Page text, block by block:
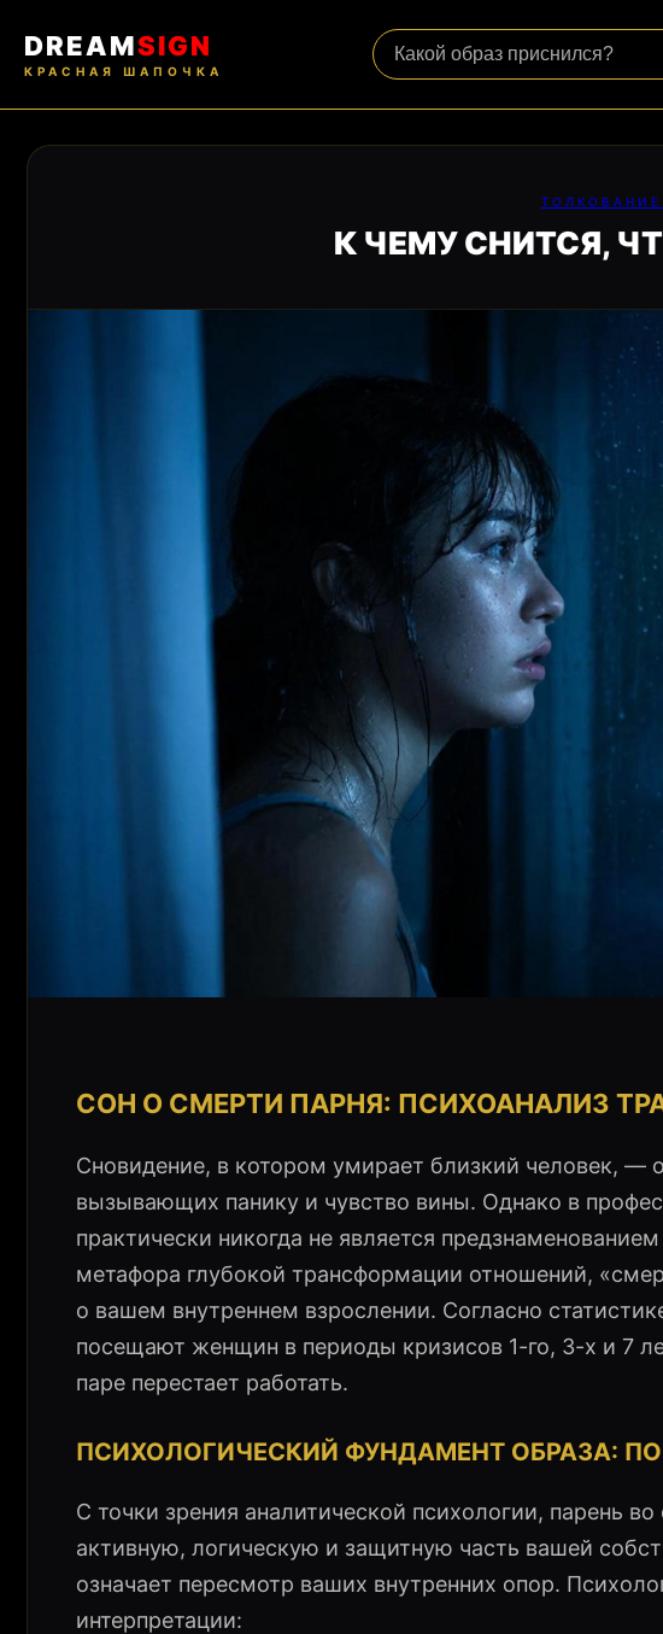
DREAMSIGN
КРАСНАЯ ШАПОЧКА
К ЧЕМУ СНИТСЯ,
СОН О СМЕРТИ ПАРНЯ: ПСИХОАНАЛИЗ
Сновидение, в котором умирает близкий человек,
вызывающих панику и чувство вины. Однако в
практически никогда не является
метафора глубокой трансформации отношений,
о вашем внутреннем взрослении. Согласно
посещают женщин в периоды кризисов 1-го, 3-х и 7
паре перестает работать.
ПСИХОЛОГИЧЕСКИЙ ФУНДАМЕНТ ОБРАЗА:
С точки зрения аналитической психологии, парень
активную, логическую и защитную часть вашей
означает пересмотр ваших внутренних опор.
интерпретации: